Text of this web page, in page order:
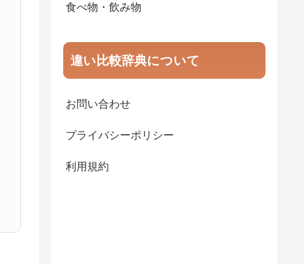
食べ物・飲み物
違い比較辞典について
お問い合わせ
プライバシーポリシー
利用規約